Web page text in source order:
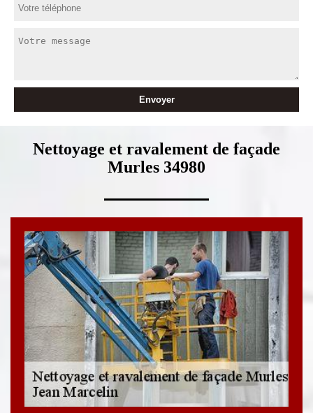
Nettoyage et ravalement de façade
Murles 34980